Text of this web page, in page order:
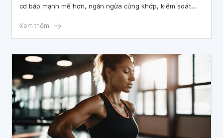
cơ bắp mạnh mẽ hơn, ngăn ngừa cứng khớp, kiểm soát
tham khảo ý kiến bác sĩ trước, vì một số động tác có thể
Xem thêm